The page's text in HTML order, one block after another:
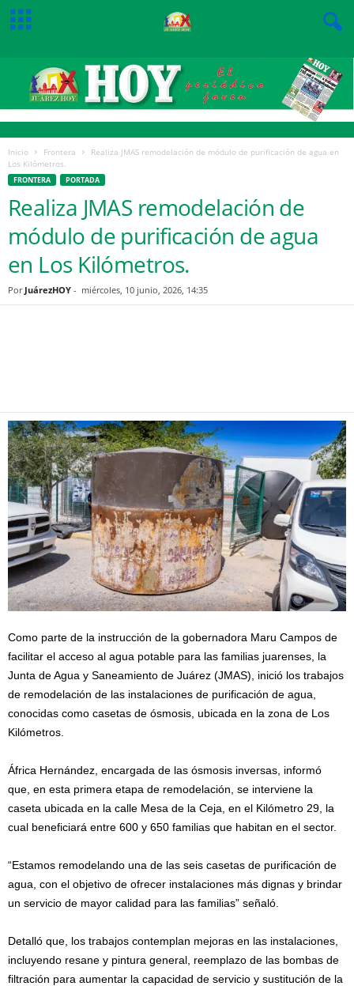
Inicio Frontera
Realiza JMAS remodelación de módulo de purificación de agua en
Los Kilómetros.
FRONTERA PORTADA
Realiza JMAS remodelación de
módulo de purificación de agua
en Los Kilómetros.
Por JuárezHOY - miércoles, 10 junio, 2026, 14:35
Como parte de la instrucción de la gobernadora Maru Campos de
facilitar el acceso al agua potable para las familias juarenses, la
Junta de Agua y Saneamiento de Juárez (JMAS), inició los trabajos
de remodelación de las instalaciones de purificación de agua,
conocidas como casetas de ósmosis, ubicada en la zona de Los
Kilómetros.
África Hernández, encargada de las ósmosis inversas, informó
que, en esta primera etapa de remodelación, se interviene la
caseta ubicada en la calle Mesa de la Ceja, en el Kilómetro 29, la
cual beneficiará entre 600 y 650 familias que habitan en el sector.
“Estamos remodelando una de las seis casetas de purificación de
agua, con el objetivo de ofrecer instalaciones más dignas y brindar
un servicio de mayor calidad para las familias” señaló.
Detalló que, los trabajos contemplan mejoras en las instalaciones,
incluyendo resane y pintura general, reemplazo de las bombas de
filtración para aumentar la capacidad de servicio y sustitución de la